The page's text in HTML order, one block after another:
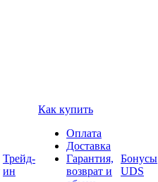
Трейд-
ин
Как купить
Оплата
Доставка
Гарантия,
возврат и
Бонусы
UDS